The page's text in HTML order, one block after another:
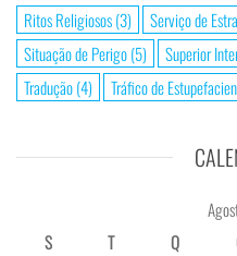
Ritos Religiosos(3) Serviço de
Situação de Perigo(5) Superior
Tradução(4) Tráfico de
S
T Q